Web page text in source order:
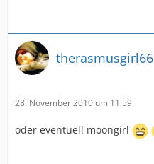
therasmusgirl66
28. November 2010 um 11:59
oder eventuell moongirl